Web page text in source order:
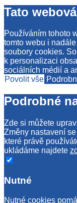
Tato
Používáním tohoto
tomto webu i
soubory cookies.
k personalizaci
sociálních médií a
Povolit vše
Podrobné
Zde si můžete
Změny nastavení
které právě
ukládáme najdete
Nutné
Nutné cookies